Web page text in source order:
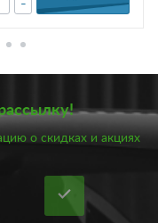
-
о скидках и акциях